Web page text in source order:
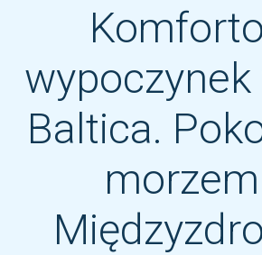
wypoczynek
Baltica.